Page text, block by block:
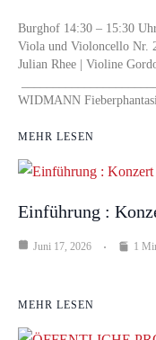
Burghof 14:30 – 15:30
Viola und Violoncello Nr.
Julian Rhee | Violine
WIDMANN
MEHR LESEN
Einführung :
Juni 17, 2026 1
MEHR LESEN